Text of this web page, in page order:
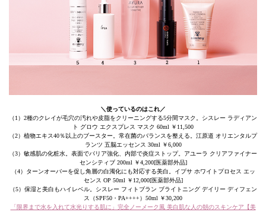
＼使っているのはこれ／
（1）2種のクレイが毛穴の汚れや皮脂をクリーニングする5分間マスク。シスレー ラディアン
ト グロウ エクスプレス マスク 60ml ￥11,500
（2）植物エキス40％以上のブースター。常在菌のバランスを整える。江原道 オリエンタルプ
ランツ 五脳エッセンス 30ml ￥6,000
（3）敏感肌の化粧水。表面でバリア強化、内部で炎症ストップ。アユーラ クリアファイナー
センシティブ 200ml ￥4,200[医薬部外品]
（4）ターンオーバーを促し角層の白濁化にも対応する美白。イプサ ホワイトプロセス エッ
センス OP 50ml ￥12,000[医薬部外品]
（5）保湿と美白もハイレベル。シスレー フィトブラン ブライトニング デイリー ディフェン
ス（SPF50・PA++++）50ml ￥30,200
「限界まで水を入れて水光りする肌に」完全ノーメーク風 美白肌な人の朝のスキンケア【美